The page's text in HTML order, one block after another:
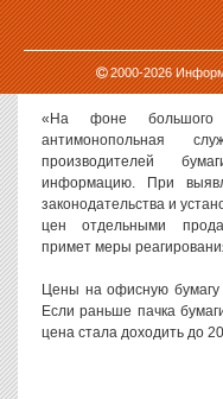
2000-2026
неделю она подорожала в
О начале проверки
канале.
«На фоне большого
антимонопольная
производителей
информацию. При
законодательства и
цен отдельными
примет меры
Цены на офисную бумагу
Если раньше пачка
цена стала доходить до